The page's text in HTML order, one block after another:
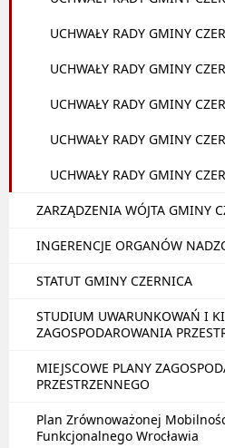
UCHWAŁY RADY GMINY
UCHWAŁY RADY GMINY
UCHWAŁY RADY GMINY
UCHWAŁY RADY GMINY
UCHWAŁY RADY GMINY
ZARZĄDZENIA WÓJTA GMINY
INGERENCJE ORGANÓW
STATUT GMINY CZERNICA
STUDIUM UWARUNKOWAŃ I
ZAGOSPODAROWANIA
MIEJSCOWE PLANY
PRZESTRZENNEGO
Plan Zrównoważonej
Funkcjonalnego Wrocławia